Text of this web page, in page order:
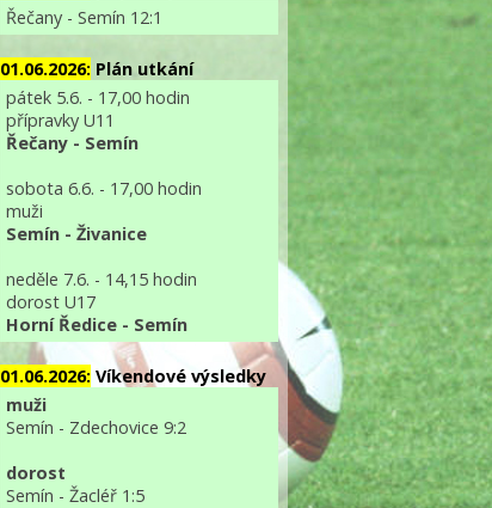
Řečany - Semín 12:1
01.06.2026: Plán utkání
pátek 5.6. - 17,00 hodin
přípravky U11
Řečany - Semín
sobota 6.6. - 17,00 hodin
muži
Semín - Živanice
neděle 7.6. - 14,15 hodin
dorost U17
Horní Ředice - Semín
01.06.2026: Víkendové výsledky
muži
Semín - Zdechovice 9:2
dorost
Semín - Žacléř 1:5